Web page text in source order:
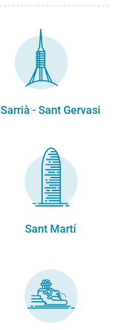
Sarrià - Sant Gervasi
Sant Martí